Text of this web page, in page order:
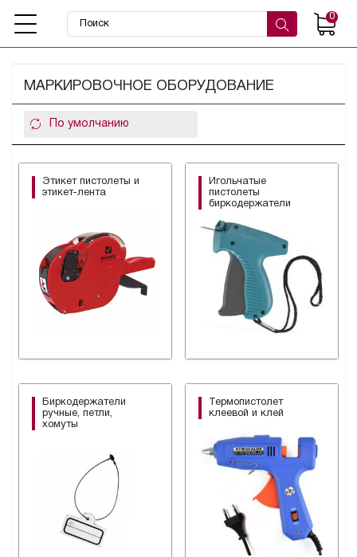
0
МАРКИРОВОЧНОЕ ОБОРУДОВАНИЕ
Этикет пистолеты и
этикет-лента
Игольчатые
пистолеты
биркодержатели
Биркодержатели
ручные, петли,
хомуты
Термопистолет
клеевой и клей